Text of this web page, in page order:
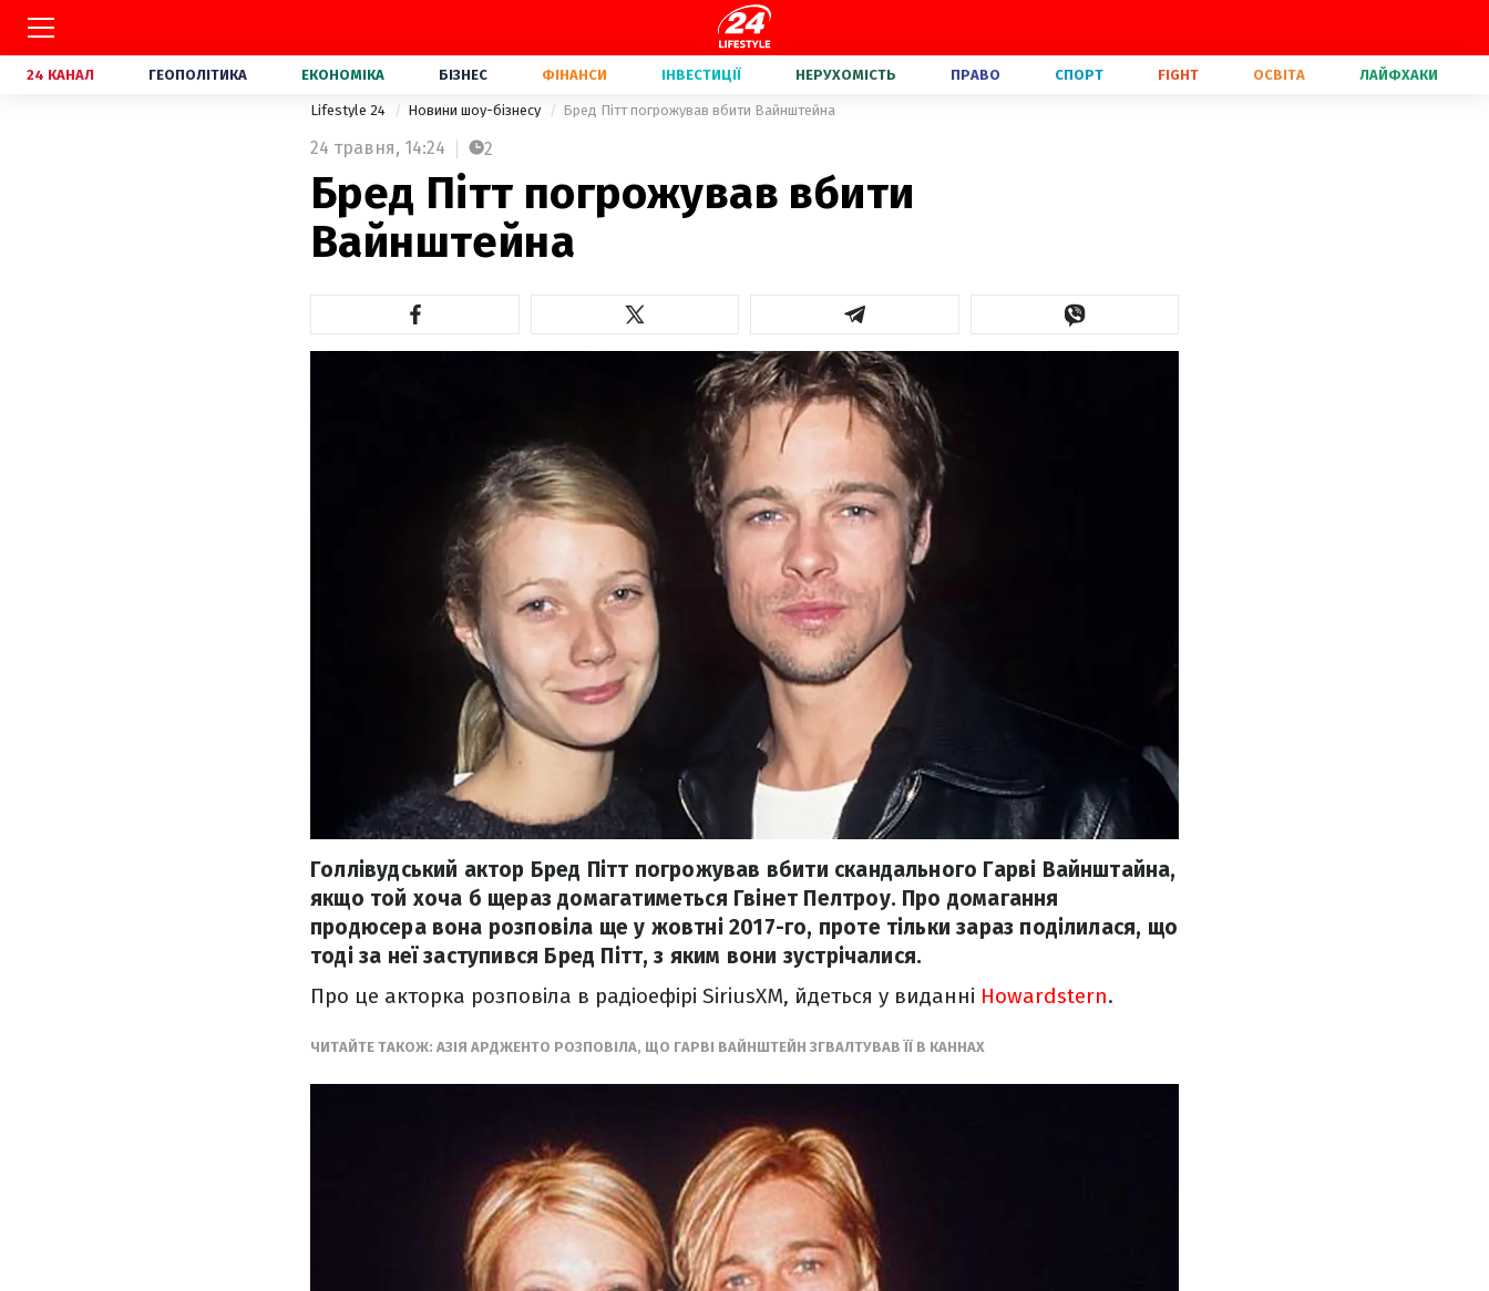
24 КАНАЛ ГЕОПОЛІТИКА ЕКОНОМІКА БІЗНЕС ФІНАНСИ ІНВЕСТИЦІЇ НЕРУХОМІСТЬ ПРАВО СПОРТ FIGHT ОСВІТА ЛАЙФХАКИ
Lifestyle 24 Новини шоу-бізнесу Бред Пітт погрожував вбити Вайнштейна
24 травня, 14:24 2
Бред Пітт погрожував вбити
Вайнштейна
Голлівудський актор Бред Пітт погрожував вбити скандального Гарві Вайнштайна,
якщо той хоча б щераз домагатиметься Гвінет Пелтроу. Про домагання
продюсера вона розповіла ще у жовтні 2017-го, проте тільки зараз поділилася, що
тоді за неї заступився Бред Пітт, з яким вони зустрічалися.
Про це акторка розповіла в радіоефірі SiriusXM, йдеться у виданні Howardstern.
ЧИТАЙТЕ ТАКОЖ: АЗІЯ АРДЖЕНТО РОЗПОВІЛА, ЩО ГАРВІ ВАЙНШТЕЙН ЗГВАЛТУВАВ ЇЇ В КАННАХ